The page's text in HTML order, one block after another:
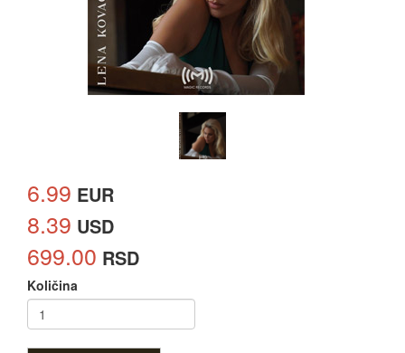
6.99 EUR
8.39 USD
699.00 RSD
Količina